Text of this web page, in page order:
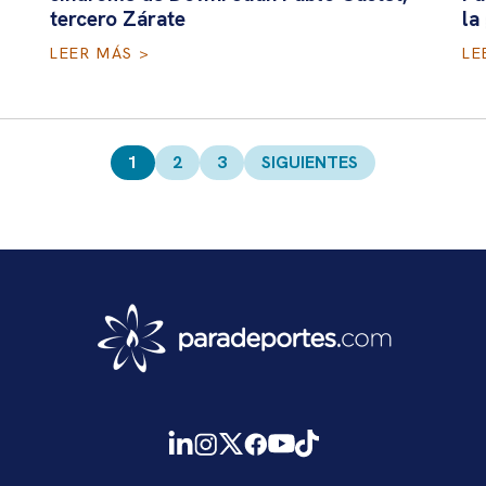
tercero Zárate
LEER MÁS >
la
1 2 3 SIGUIENTES